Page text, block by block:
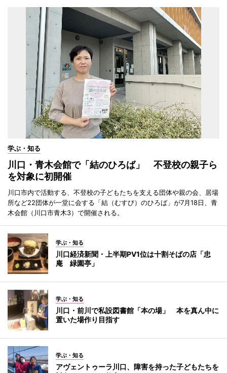
学ぶ・知る
川口・青木会館で「結のひろば」 不登校の親子ら
を対象に初開催
川口市内で活動する、不登校の子どもたちを支える団体や親の会、居場
所など22団体が一堂に会する「結（むすび）のひろば」が7月18日、青
木会館（川口市青木3）で開催される。
学ぶ・知る
川口経済新聞・上半期PV1位は十割そばの店「忠
庵 緑園亭」
学ぶ・知る
川口・前川で私設図書館「本の場」 本を真ん中に
置いた場作り目指す
学ぶ・知る
アヴェントゥーラ川口、障害を持った子どもたちを